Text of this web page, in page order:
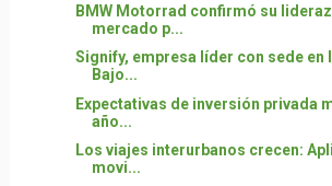
BMW Motorrad confirmó su
mercado p...
Signify, empresa líder con sede en
Bajo...
Expectativas de inversión privada
año...
Los viajes interurbanos crecen:
movi...